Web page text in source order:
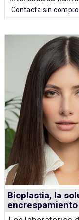
Contacta sin
Bioplastia, la
encrespamiento